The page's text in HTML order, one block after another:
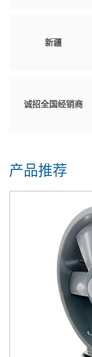
新疆
诚招全国经销商
产品推荐